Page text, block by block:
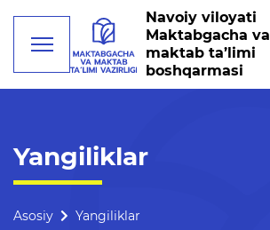
Boshqarma tuzilmasi
Navoiy viloyati
Maktabgacha va
maktab ta’limi
boshqarmasi
Yangiliklar
Asosiy Yangiliklar